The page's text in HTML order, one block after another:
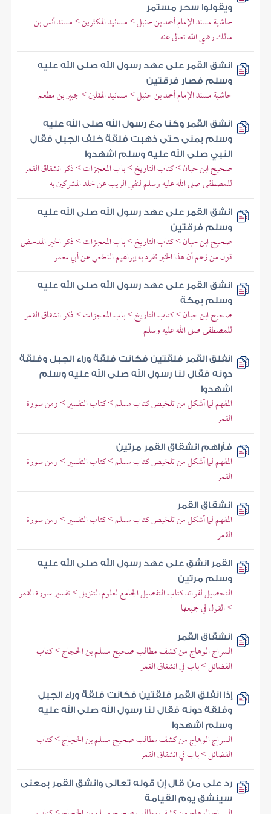
ويقولوا سحر مستمر
حاشية مسند الإمام أحمد بن حنبل > مسانيد المكثرين > مسند أنس بن
مالك رضي الله تعالى عنه
انشق القمر على عهد رسول الله صلى الله عليه
وسلم فصار فرقتين
حاشية مسند الإمام أحمد بن حنبل > مسانيد المقلين > جبير بن مطعم
انشق القمر وكنا مع رسول الله صلى الله عليه
وسلم بمنى حتى ذهبت فلقة خلف الجبل فقال
النبي صلى الله عليه وسلم اشهدوا
صحيح ابن حبان > كتاب التاريخ > باب المعجزات > ذكر انشقاق القمر
للمصطفى صلى الله عليه وسلم لنفي الريب عن خلد المشركين به
انشق القمر على عهد رسول الله صلى الله عليه
وسلم فرقتين
صحيح ابن حبان > كتاب التاريخ > باب المعجزات > ذكر الخبر المدحض
قول من زعم أن هذا الخبر تفرد به إبراهيم النخعي عن أبي معمر
انشق القمر على عهد رسول الله صلى الله عليه
وسلم بمكة
صحيح ابن حبان > كتاب التاريخ > باب المعجزات > ذكر انشقاق القمر
للمصطفى صلى الله عليه وسلم
انفلق القمر فلقتين فكانت فلقة وراء الجبل وفلقة
دونه فقال لنا رسول الله صلى الله عليه وسلم
اشهدوا
المفهم لما أشكل من تلخيص كتاب مسلم > كتاب التفسير > ومن سورة
القمر
فأراهم انشقاق القمر مرتين
المفهم لما أشكل من تلخيص كتاب مسلم > كتاب التفسير > ومن سورة
القمر
انشقاق القمر
المفهم لما أشكل من تلخيص كتاب مسلم > كتاب التفسير > ومن سورة
القمر
القمر انشق على عهد رسول الله صلى الله عليه
وسلم مرتين
التحصيل لفوائد كتاب التفصيل الجامع لعلوم التنزيل > تفسير سورة القمر
> القول في جميعها
انشقاق القمر
السراج الوهاج من كشف مطالب صحيح مسلم بن الحجاج > كتاب
الفضائل > باب في انشقاق القمر
إذا انفلق القمر فلقتين فكانت فلقة وراء الجبل
وفلقة دونه فقال لنا رسول الله صلى الله عليه
وسلم اشهدوا
السراج الوهاج من كشف مطالب صحيح مسلم بن الحجاج > كتاب
الفضائل > باب في انشقاق القمر
رد على من قال إن قوله تعالى وانشق القمر بمعنى
سينشق يوم القيامة